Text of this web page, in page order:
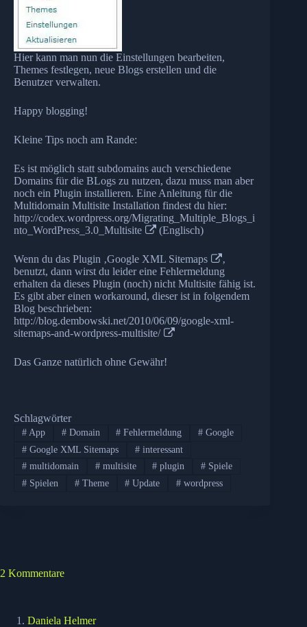
Hier kann man nun die Einstellungen bearbeiten,
Themes festlegen, neue Blogs erstellen und die
Benutzer verwalten.
Happy blogging!
Kleine Tips noch am Rande:
Es ist möglich statt subdomains auch verschiedene
Domains für die BLogs zu nutzen, dazu muss man aber
noch ein Plugin installieren. Eine Anleitung für die
Multidomain Multisite Installation findest du hier:
http://codex.wordpress.org/Migrating_Multiple_Blogs_i
nto_WordPress_3.0_Multisite
(Englisch)
Wenn du das Plugin ‚Google XML Sitemaps
‚
benutzt, dann wirst du leider eine Fehlermeldung
erhalten da dieses Plugin (noch) nicht Multisite fähig ist.
Es gibt aber einen workaround, dieser ist in folgendem
Blog beschrieben:
http://blog.dembowski.net/2010/06/09/google-xml-
sitemaps-and-wordpress-multisite/
Das Ganze natürlich ohne Gewähr!
Schlagwörter
#App #Domain # Fehlermeldung # Google
#Google XML Sitemaps #interessant
#multidomain #multisite # plugin # Spiele
#Spielen #Theme # Update # wordpress
2 Kommentare
Daniela Helmer